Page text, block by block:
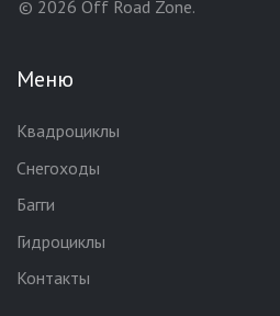
© 2026 Off Road Zone.
Меню
Квадроциклы
Снегоходы
Багги
Гидроциклы
Контакты